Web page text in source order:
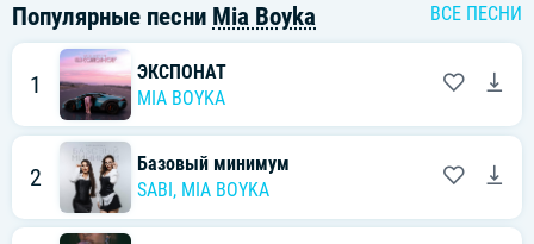
Популярные песни Mia Boyka ВСЕ ПЕСНИ
1
ЭКСПОНАТ
MIA BOYKA
2
Базовый минимум
SABI , MIA BOYKA